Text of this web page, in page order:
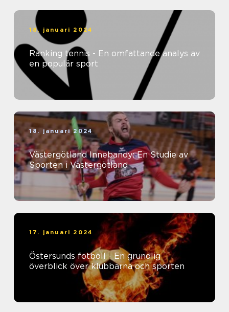
18. januari 2024
Ranking tennis - En omfattande analys av
en populär sport
18. januari 2024
Västergötland Innebandy: En Studie av
Sporten i Västergötland
17. januari 2024
Östersunds fotboll - En grundlig
överblick över klubbarna och sporten